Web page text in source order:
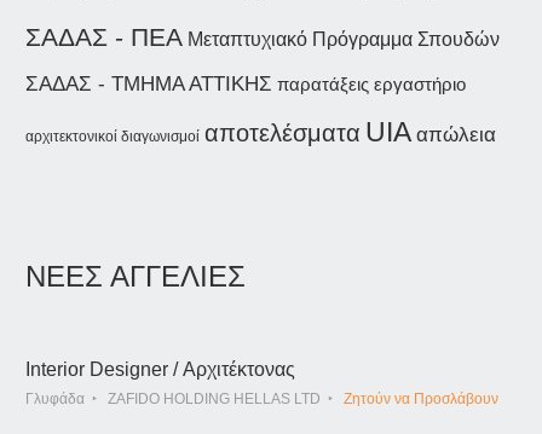
ΣΑΔΑΣ - ΠΕΑ Μεταπτυχιακό Πρόγραμμα Σπουδών
ΣΑΔΑΣ - ΤΜΗΜΑ ΑΤΤΙΚΗΣ παρατάξεις εργαστήριο
αρχιτεκτονικοί διαγωνισμοί αποτελέσματα UIA απώλεια
ΝΕΕΣ ΑΓΓΕΛΙΕΣ
Interior Designer / Αρχιτέκτονας
Γλυφάδα ZAFIDO HOLDING HELLAS LTD Ζητούν να Προσλάβουν